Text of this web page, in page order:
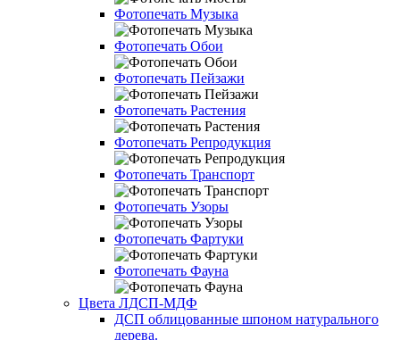
Фотопечать Музыка
Фотопечать Обои
Фотопечать Пейзажи
Фотопечать Растения
Фотопечать Репродукция
Фотопечать Транспорт
Фотопечать Узоры
Фотопечать Фартуки
Фотопечать Фауна
Цвета ЛДСП-МДФ
ДСП облицованные шпоном натурального
дерева.